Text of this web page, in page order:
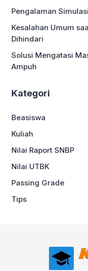
Pengalaman
Kesalahan Umum
Dihindari
Solusi Mengatasi
Ampuh
Kategori
Beasiswa
Kuliah
Nilai Raport SNBP
Nilai UTBK
Passing Grade
Tips